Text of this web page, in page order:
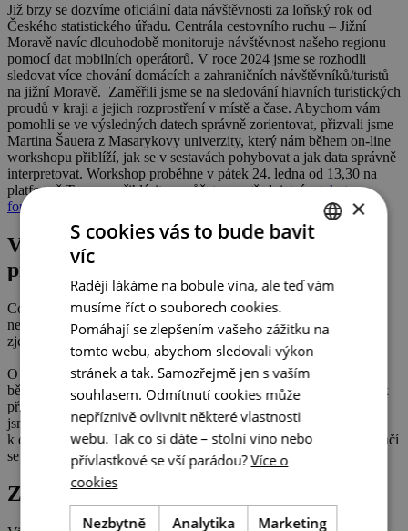
Již brzy se dozvíme oficiální data návštěvnosti za loňský rok od
Českého statistického úřadu. Centrála cestovního ruchu – Jižní
Moravě navíc dlouhodobě monitoruje návštěvnost našeho regionu
pomocí dat mobilních operátorů. V roce 2024 jsme se rozhodli
sledovat více chování domácích a zahraničních návštěvníků/turistů
na jižní Moravě. Zaměřili jsme se na sledování hlavních turistických
proudů v kraji a jejich rozprostření v místě a čase. Abychom vám
pomohli se ve výsledných datech správně zorientovat, přizvali jsme
Martina Šauera z Masarykovy univerzity, který nám během on-line
workshopu přiblíží, jak se v sestavách pohybovat a jak data správně
interpretovat. Workshop proběhne v pátek 24. ledna od 13,30 na
platformě Teams a přihlásit se můžete prostřednictvímtohoto
formuláře
Vytvořte pro svůj podnik Průvodce
přístupnosti
Co řeší lidé s omezenou mobilitoupřed tím, než se vydají na výlet
nebo dovolenou? Jak jim orientaci v nabídce hotelů a atraktivit
zjednodušit?
O tom mluvila Marie Scott z projektuSpaces4All, která účastníky
během
webinářeprovedla podrobně návodem, jak pro svůj podnik
připravit přehledného
jsme shrnuli včlánku, 23. ledna navíc máte možnost připojit se
k dalšímu webináři, který Marie Scott v rámci projektu pořádá. Stačí
se
zaregistrovat, účast je zdarma.
Zlepšete si vinařskou angličtinu
ENGLISH
×
S cookies vás to bude bavit
víc
Raději lákáme na bobule vína, ale teď vám
musíme říct o souborech cookies.
Pomáhají se zlepšením vašeho zážitku na
tomto webu, abychom sledovali výkon
stránek a tak. Samozřejmě jen s vaším
souhlasem. Odmítnutí cookies může
nepříznivě ovlivnit některé vlastnosti
webu. Tak co si dáte – stolní víno nebo
přívlastkové se vší parádou? Více o
cookies
Nezbytně
Analytika Marketing